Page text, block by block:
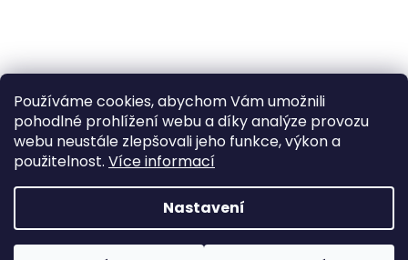
Používáme cookies, abychom Vám umožnili
pohodlné prohlížení webu a díky analýze provozu
webu neustále zlepšovali jeho funkce, výkon a
použitelnost. Více informací
Nastavení
Sledovat na Instagramu
Copyright 2026Poctivý komín. Všechna práva